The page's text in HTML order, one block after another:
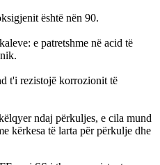
është nën 90.
e patretshme në acid të
t'i rezistojë korrozionit të
ndaj përkuljes, e cila mund
kërkesa të larta për përkulje dhe